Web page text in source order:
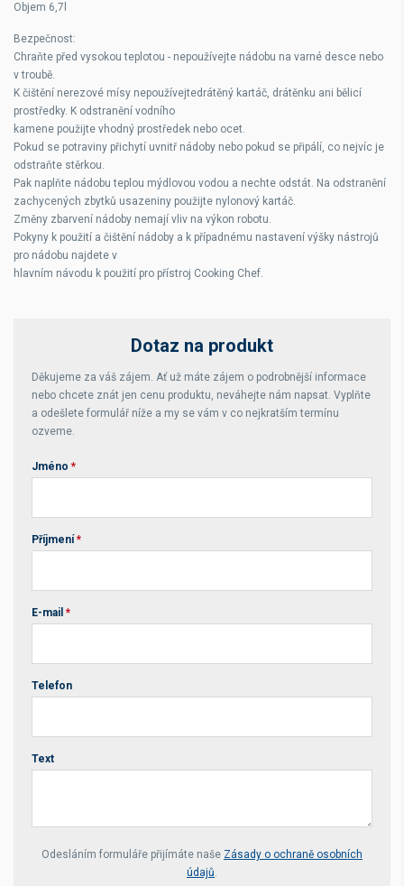
Objem 6,7l
Bezpečnost:
Chraňte před vysokou teplotou - nepoužívejte nádobu na varné desce nebo
v troubě.
K čištění nerezové mísy nepoužívejtedrátěný kartáč, drátěnku ani bělicí
prostředky. K odstranění vodního
kamene použijte vhodný prostředek nebo ocet.
Pokud se potraviny přichytí uvnitř nádoby nebo pokud se připálí, co nejvíc je
odstraňte stěrkou.
Pak naplňte nádobu teplou mýdlovou vodou a nechte odstát. Na odstranění
zachycených zbytků usazeniny použijte nylonový kartáč.
Změny zbarvení nádoby nemají vliv na výkon robotu.
Pokyny k použití a čištění nádoby a k případnému nastavení výšky nástrojů
pro nádobu najdete v
hlavním návodu k použití pro přístroj Cooking Chef.
Dotaz na produkt
Děkujeme za váš zájem. Ať už máte zájem o podrobnější informace
nebo chcete znát jen cenu produktu, neváhejte nám napsat. Vyplňte
a odešlete formulář níže a my se vám v co nejkratším termínu
ozveme.
Jméno *
Příjmení *
E-mail *
Telefon
Text
Your website *
Odesláním formuláře přijímáte naše Zásady o ochraně osobních
údajů.